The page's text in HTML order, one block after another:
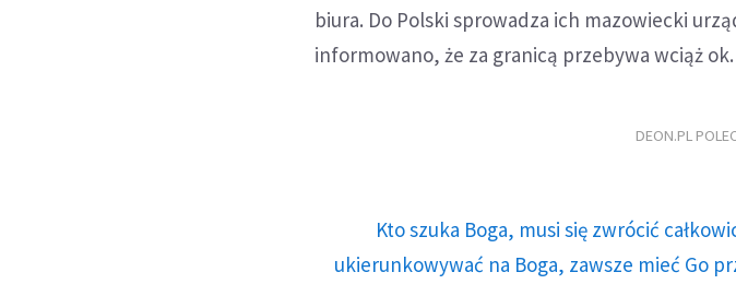
biura. Do Polski sprowadza ich mazowiecki
informowano, że za granicą przebywa wciąż
DEON.PL
Kto szuka Boga, musi się zwrócić
ukierunkowywać na Boga, zawsze mieć Go